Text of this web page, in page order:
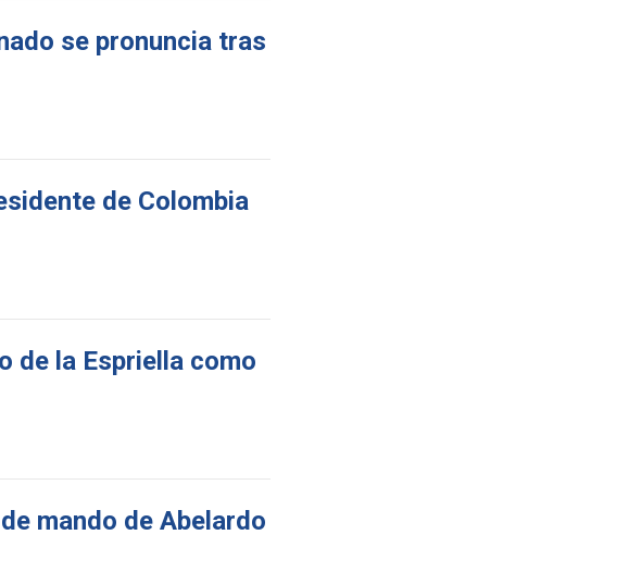
se pronuncia tras
de Colombia
de la Espriella como
mando de Abelardo